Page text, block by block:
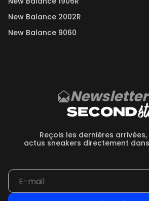
New Balance 2002R
New Balance 9060
Reçois les dernières
actus sneakers directement